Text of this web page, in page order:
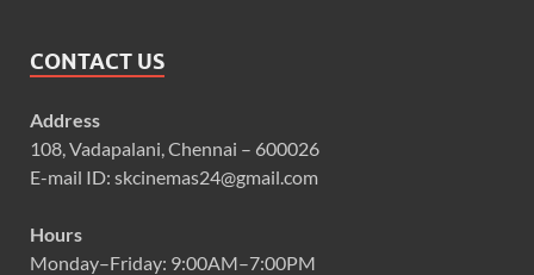
CONTACT US
Address
108, Vadapalani, Chennai – 600026
E-mail ID: skcinemas24@gmail.com
Hours
Monday–Friday: 9:00AM–7:00PM